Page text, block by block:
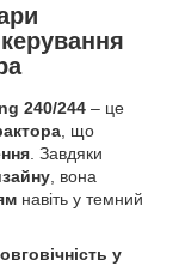
240/244 – це
, що
. Завдяки
, вона
навіть у темний
у